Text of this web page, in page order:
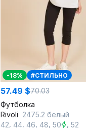
-18% #СТИЛЬНО
57.49 $70.03
Футболка
Rivoli 2475.2 белый
42 44 46 48 50 ,52